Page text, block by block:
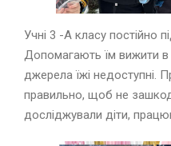
Учні 3 -А класу постійно
Допомагають їм вижити в
джерела їжі недоступні.
правильно, щоб не
досліджували діти,